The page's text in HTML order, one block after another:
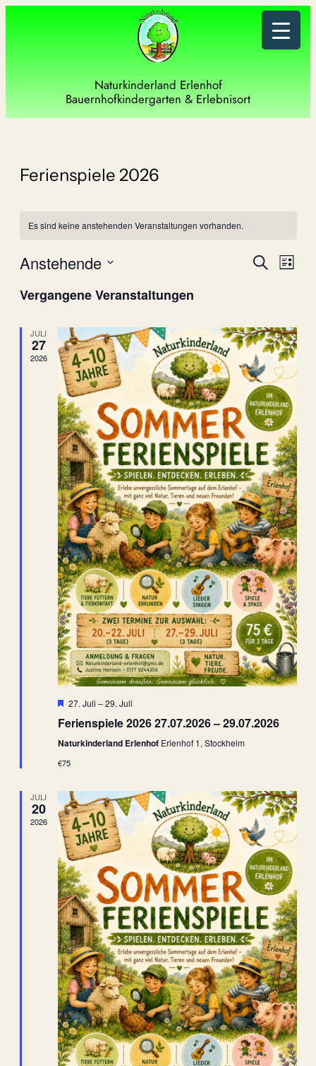
Naturkinderland Erlenhof
Bauernhofkindergarten & Erlebnisort
Ferienspiele 2026
Es sind keine anstehenden Veranstaltungen vorhanden.
SucheListe
Anstehende
wählen.
Vergangene Veranstaltungen
JULI
27
2026
Hervorgehoben
27. Juli –29. Juli
Ferienspiele 2026 27.07.2026 – 29.07.2026
Naturkinderland Erlenhof Erlenhof 1, Stockheim
€75
JULI
20
2026